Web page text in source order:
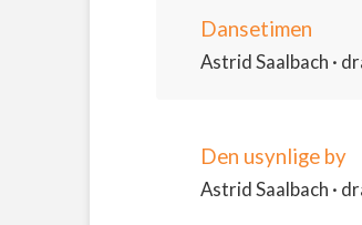
Dansetimen
Astrid Saalbach ·
Den usynlige by
Astrid Saalbach ·